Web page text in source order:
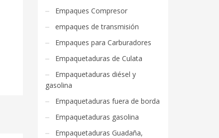
Empaques Compresor
empaques de transmisión
Empaques para Carburadores
Empaquetaduras de Culata
Empaquetaduras diésel y
gasolina
Empaquetaduras fuera de borda
Empaquetaduras gasolina
Empaquetaduras Guadaña,